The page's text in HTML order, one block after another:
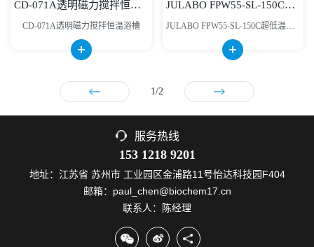
CD-071A透明磁力搅拌恒温浴槽
CD-071A透明磁力搅拌恒温浴槽
JULABO FPW55-SL-150C超低温加热制冷循环浴槽
JULABO FPW55-SL-150C超低温加热制冷循环浴槽
1/2
服务热线
153 1218 9201
地址：江苏省 苏州市 工业园区金浦路11号怡达科技园F404
邮箱：paul_chen@biochem17.cn
联系人：陈经理